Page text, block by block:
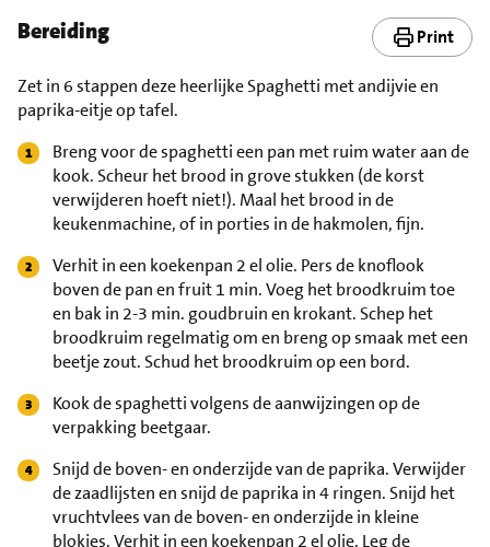
Bereiding Print
Zet in 6 stappen deze heerlijke Spaghetti met andijvie en
paprika-eitje op tafel.
Breng voor de spaghetti een pan met ruim water aan de
kook. Scheur het brood in grove stukken (de korst
verwijderen hoeft niet!). Maal het brood in de
keukenmachine, of in porties in de hakmolen, fijn.
Verhit in een koekenpan 2 el olie. Pers de knoflook
boven de pan en fruit 1 min. Voeg het broodkruim toe
en bak in 2-3 min. goudbruin en krokant. Schep het
broodkruim regelmatig om en breng op smaak met een
beetje zout. Schud het broodkruim op een bord.
Kook de spaghetti volgens de aanwijzingen op de
verpakking beetgaar.
Snijd de boven- en onderzijde van de paprika. Verwijder
de zaadlijsten en snijd de paprika in 4 ringen. Snijd het
vruchtvlees van de boven- en onderzijde in kleine
blokjes. Verhit in een koekenpan 2 el olie. Leg de